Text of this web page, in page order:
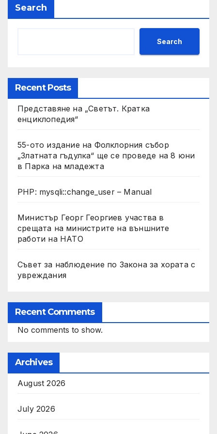
Search
Search
Recent Posts
Представяне на „Светът. Кратка
енциклопедия“
55-ото издание на Фолклорния събор
„Златната гъдулка“ ще се проведе на 8 юни
в Парка на младежта
PHP: mysqli::change_user – Manual
Министър Георг Георгиев участва в
срещата на министрите на външните
работи на НАТО
Съвет за наблюдение по Закона за хората с
увреждания
Recent Comments
No comments to show.
Archives
August 2026
July 2026